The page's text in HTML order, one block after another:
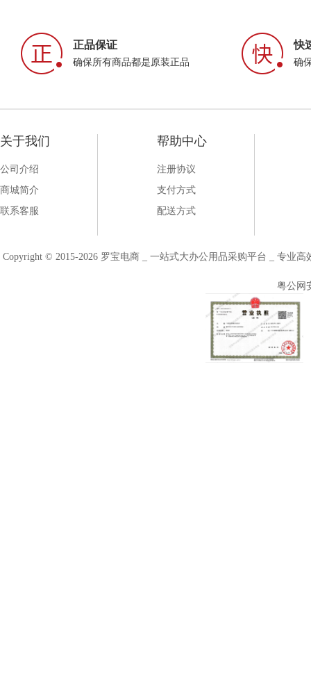
正品保证
确保所有商品都是原装正品
快
确
关于我们
公司介绍
商城简介
联系客服
帮助中心
注册协议
支付方式
配送方式
Copyright © 2015-2026 罗宝电商 _ 一站式大办公用品采购平台 _ 专业
粤公网